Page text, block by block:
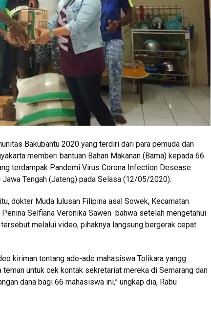
Bakubantu 2020 yang terdiri dari para pemuda dan
memberi bantuan Bahan Makanan (Bama) kepada 66
terdampak Pandemi Virus Corona Infection Desease
Tengah (Jateng) pada Selasa (12/05/2020).
dokter Muda lulusan Filipina asal Sowek, Kecamatan
Penina Selfiana Veronika Sawen bahwa setelah mengetahui
melalui video, pihaknya langsung bergerak cepat
kiriman tentang ade-ade mahasiswa Tolikara yangg
teman untuk cek kontak sekretariat mereka di Semarang dan
dana bagi 66 mahasiswa ini,” ungkap dia, Rabu